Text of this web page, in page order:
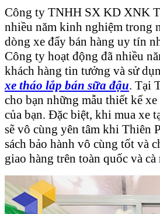
Công ty TNHH SX KD XNK
nhiều năm kinh nghiệm trong
dòng xe đẩy bán hàng uy tín
Công ty hoạt động đã nhiều
khách hàng tin tưởng và sử
xe tháo lắp bán sữa đậu. Tại
cho bạn những mẫu thiết kế
của bạn. Đặc biệt, khi mua xe
sẽ vô cùng yên tâm khi Thiên
sách bảo hành vô cùng tốt và
giao hàng trên toàn quốc và